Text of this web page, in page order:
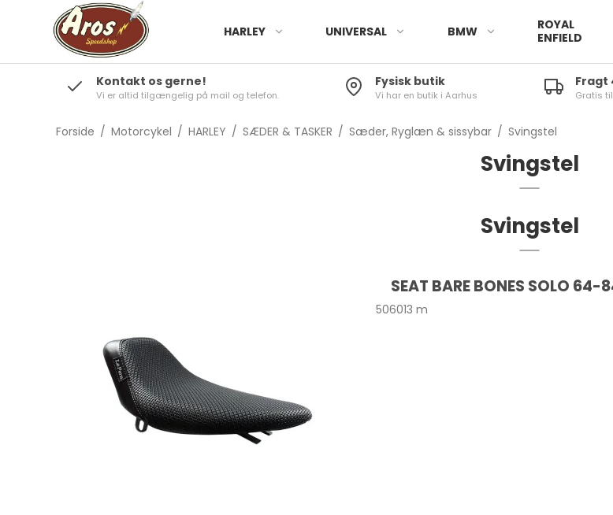
HARLEY UNIVERSAL BMW
ROYAL
ENFIELD
Kontakt os gerne!
Vi er altid tilgængelig på mail og telefon.
Fysisk butik
Vi har en butik i Aarhus
Fragt
Gratis
Forside / Motorcykel / HARLEY / SÆDER & TASKER / Sæder, Ryglæn & sissybar / Svingstel
Svingstel
Svingstel
SEAT BARE BONES SOLO 64-
506013 m